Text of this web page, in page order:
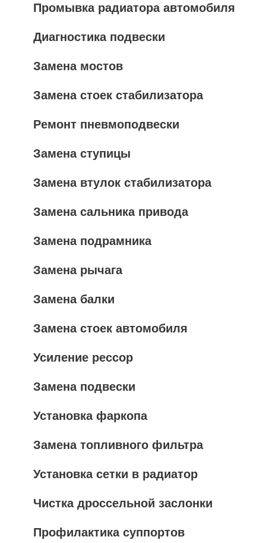
Промывка радиатора автомобиля
Диагностика подвески
Замена мостов
Замена стоек стабилизатора
Ремонт пневмоподвески
Замена ступицы
Замена втулок стабилизатора
Замена сальника привода
Замена подрамника
Замена рычага
Замена балки
Замена стоек автомобиля
Усиление рессор
Замена подвески
Установка фаркопа
Замена топливного фильтра
Установка сетки в радиатор
Чистка дроссельной заслонки
Профилактика суппортов